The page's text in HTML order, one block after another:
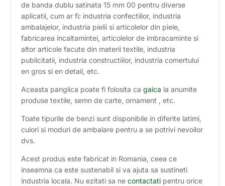
de banda dublu satinata 15 mm 00 pentru diverse
aplicatii, cum ar fi: industria confectiilor, industria
ambalajelor, industria pielii si articolelor din piele,
fabricarea incaltamintei, articolelor de imbracaminte si
altor articole facute din materii textile, industria
publicitatii, industria constructiilor, industria comertului
en gros si en detail, etc.
Aceasta panglica poate fi folosita cagaica la anumite
produse textile, semn de carte, ornament , etc.
Toate tipurile de benzi sunt disponibile in diferite latimi,
culori si moduri de ambalare pentru a se potrivi nevoilor
dvs.
Acest produs este fabricat in Romania, ceea ce
inseamna ca este sustenabil si va ajuta sa sustineti
industria locala. Nu ezitati sa necontactati pentru orice